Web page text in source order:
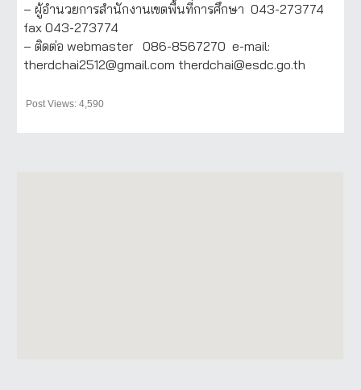
– ผู้อำนวยการสำนักงานเขตพื้นที่การศึกษา 043-273774
fax 043-273774
– ติดต่อ webmaster 086-8567270 e-mail:
therdchai2512@gmail.com therdchai@esdc.go.th
Post Views: 4,590